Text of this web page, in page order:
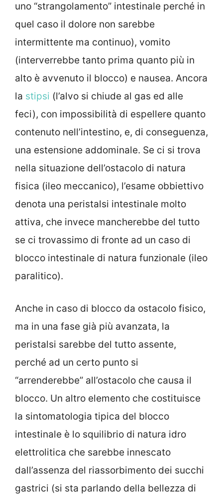
uno “strangolamento” intestinale perché in
quel caso il dolore non sarebbe
intermittente ma continuo), vomito
(interverrebbe tanto prima quanto più in
alto è avvenuto il blocco) e nausea. Ancora
la stipsi (l’alvo si chiude al gas ed alle
feci), con impossibilità di espellere quanto
contenuto nell’intestino, e, di conseguenza,
una estensione addominale. Se ci si trova
nella situazione dell’ostacolo di natura
fisica (ileo meccanico), l’esame obbiettivo
denota una peristalsi intestinale molto
attiva, che invece mancherebbe del tutto
se ci trovassimo di fronte ad un caso di
blocco intestinale di natura funzionale (ileo
paralitico).
Anche in caso di blocco da ostacolo fisico,
ma in una fase già più avanzata, la
peristalsi sarebbe del tutto assente,
perché ad un certo punto si
“arrenderebbe” all’ostacolo che causa il
blocco. Un altro elemento che costituisce
la sintomatologia tipica del blocco
intestinale è lo squilibrio di natura idro
elettrolitica che sarebbe innescato
dall’assenza del riassorbimento dei succhi
gastrici (si sta parlando della bellezza di